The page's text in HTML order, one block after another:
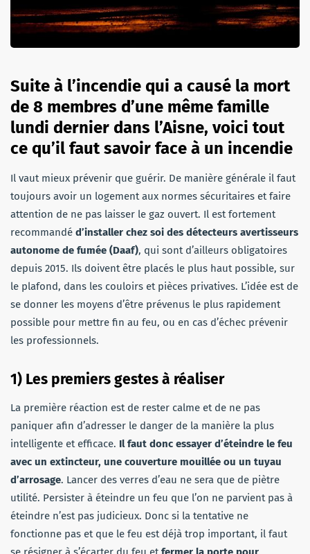
Suite à l’incendie qui a causé la mort
de 8 membres d’une même famille
lundi dernier dans l’Aisne, voici tout
ce qu’il faut savoir face à un incendie
Il vaut mieux prévenir que guérir. De manière générale il faut
toujours avoir un logement aux normes sécuritaires et faire
attention de ne pas laisser le gaz ouvert. Il est fortement
recommandé d’installer chez soi des détecteurs avertisseurs
autonome de fumée (Daaf), qui sont d’ailleurs obligatoires
depuis 2015. Ils doivent être placés le plus haut possible, sur
le plafond, dans les couloirs et pièces privatives. L’idée est de
se donner les moyens d’être prévenus le plus rapidement
possible pour mettre fin au feu, ou en cas d’échec prévenir
les professionnels.
1) Les premiers gestes à réaliser
La première réaction est de rester calme et de ne pas
paniquer afin d’adresser le danger de la manière la plus
intelligente et efficace. Il faut donc essayer d’éteindre le feu
avec un extincteur, une couverture mouillée ou un tuyau
d’arrosage. Lancer des verres d’eau ne sera que de piètre
utilité. Persister à éteindre un feu que l’on ne parvient pas à
éteindre n’est pas judicieux. Donc si la tentative ne
fonctionne pas et que le feu est déjà trop important, il faut